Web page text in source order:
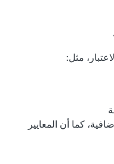
مثل:
كما أن المعايير